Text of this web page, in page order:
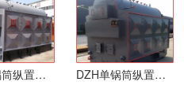
DZL单锅筒纵置式链条炉排生物质锅炉 DZH单锅筒纵置式快装活动炉排生物质锅炉